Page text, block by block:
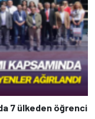
7 ülkeden öğrenci